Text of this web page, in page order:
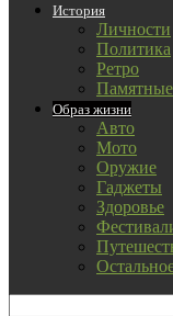
История
Личности
Политика
Ретро
Образ жизни
Авто
Мото
Оружие
Гаджеты
Здоровье